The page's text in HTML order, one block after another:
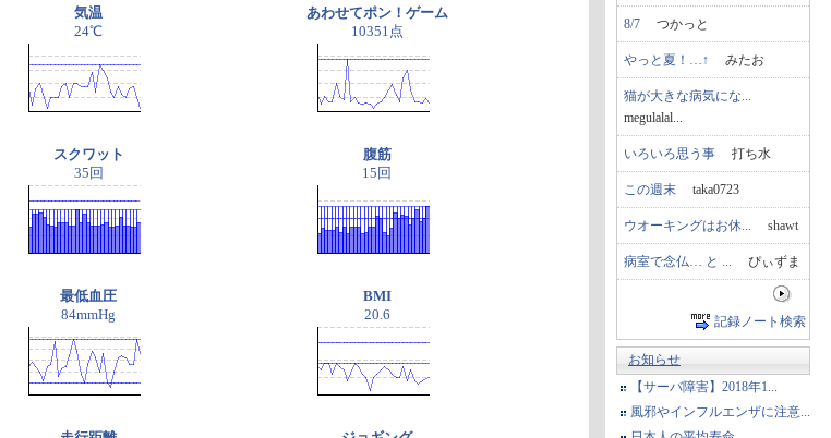
気温
24℃
あわせてポン！ゲーム
10351点
スクワット
35回
腹筋
15回
最低血圧
84mmHg
BMI
20.6
8/7 つかっと
やっと夏！…↑ みたお
猫が大きな病気にな...
megulalal...
いろいろ思う事 打ち水
この週末 taka0723
ウオーキングはお休... shawt
病室で念仏… と ... ぴぃずま
記録ノート検索
お知らせ
【サーバ障害】2018年1...
風邪やインフルエンザに注意...